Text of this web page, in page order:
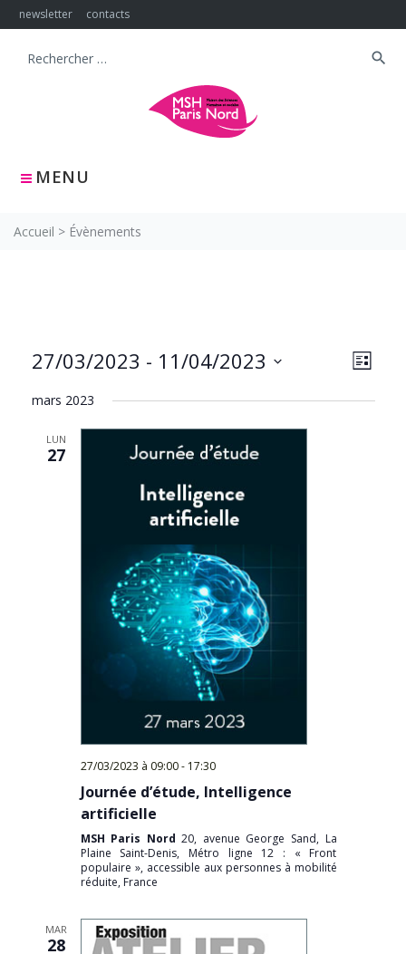
Skip
to
newsletter contacts
MENU
Search
search
Accueil > Évènements
PAR
de
vues
LISTE
27/03/2023 - 11/04/2023
une
mars 2023
LUN
27
27/03/2023 à 09:00- 17:30
Journée d’étude, Intelligence
artificielle
MSH Paris Nord20, avenue George Sand, La
Plaine Saint-Denis, Métro ligne 12 : « Front
populaire », accessible aux personnes à mobilité
réduite, France
MAR
28